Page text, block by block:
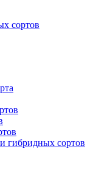
сортов
гибридных сортов